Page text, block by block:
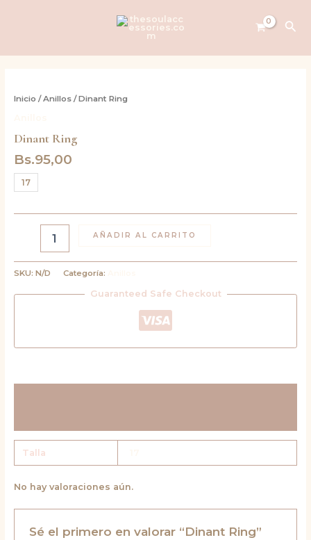
Inicio /Anillos/ Dinant Ring
Dinant Ring
Bs.95,00
17
Ring
AÑADIR AL CARRITO
SKU: N/D Categoría:
Guaranteed Safe Checkout
Talla
No hay valoraciones aún.
Sé el primero en valorar “Dinant Ring”